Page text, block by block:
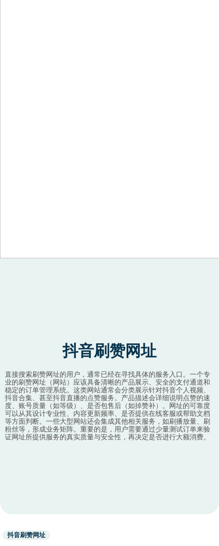
抖音刷赞网址
直接搜索刷赞网址的用户，通常已经在寻找具体的服务入口。一个专
业的刷赞网址（网站）应该具备清晰的产品展示、安全的支付通道和
稳定的订单管理系统。这类网站通常会分类展示针对抖音个人视频、
抖音合集、甚至抖音直播的点赞服务。产品描述会详细说明点赞的速
度、账号质量（如等级）、是否包售后（如掉赞补）。网址的可靠度
可以从其设计专业性、内容更新频率、是否提供在线客服或帮助文档
等方面判断。一些大型网站还会集成其他相关服务，如刷播放量、刷
粉丝等，形成业务矩阵。重要的是，用户需要通过少量测试订单来验
证网址所提供服务的真实质量与安全性，再决定是否进行大额消费。
Used
before
抖音刷赞网址